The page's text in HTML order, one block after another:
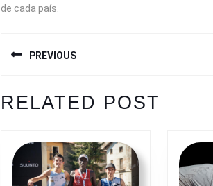
de cada país.
DE
ENTRADAS
PREVIOUS
post:
RELATED POST